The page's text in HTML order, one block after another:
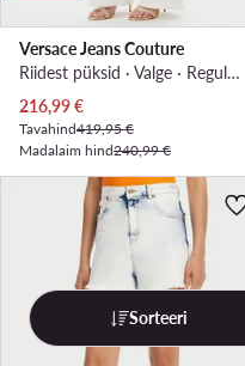
Versace Jeans Couture
Riidest püksid · Valge · Regular Fit
Praegune hind
216,99€
Tavahind419,95 €
Madalaim hind240,99 €
Sorteeri